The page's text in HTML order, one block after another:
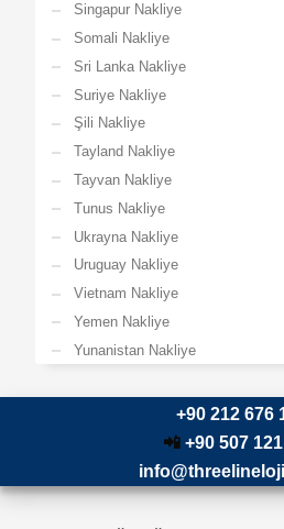
Singapur Nakliye
Somali Nakliye
Sri Lanka Nakliye
Suriye Nakliye
Şili Nakliye
Tayland Nakliye
Tayvan Nakliye
Tunus Nakliye
Ukrayna Nakliye
Uruguay Nakliye
Vietnam Nakliye
Yemen Nakliye
Yunanistan Nakliye
+90 212 676
📲 +90 507